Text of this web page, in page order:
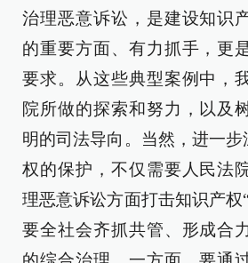
治理恶意诉讼，是建设知识
的重要方面、有力抓手，更
要求。从这些典型案例中，
院所做的探索和努力，以及
明的司法导向。当然，进一步
权的保护，不仅需要人民法
理恶意诉讼方面打击知识产权
要全社会齐抓共管、形成合